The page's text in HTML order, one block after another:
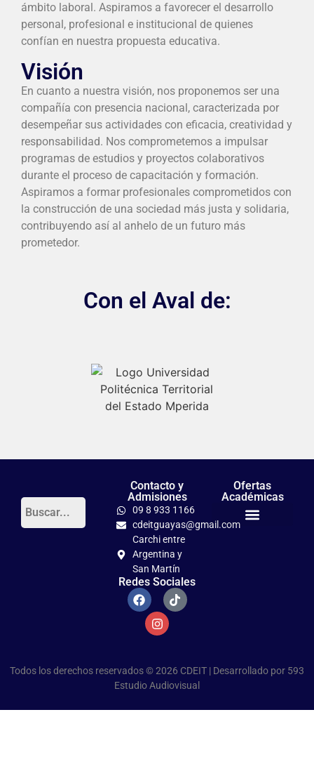
ámbito laboral. Aspiramos a favorecer el desarrollo
personal, profesional e institucional de quienes
confían en nuestra propuesta educativa.
Visión
En cuanto a nuestra visión, nos proponemos ser una
compañía con presencia nacional, caracterizada por
desempeñar sus actividades con eficacia, creatividad y
responsabilidad. Nos comprometemos a impulsar
programas de estudios y proyectos colaborativos
durante el proceso de capacitación y formación.
Aspiramos a formar profesionales comprometidos con
la construcción de una sociedad más justa y solidaria,
contribuyendo así al anhelo de un futuro más
prometedor.
Con el Aval de:
Contacto y
Admisiones
09 8 933 1166
cdeitguayas@gmail.com
Carchi entre
Argentina y
San Martín
Redes Sociales
Ofertas
Académicas
Todos los derechos reservados © 2026 CDEIT | Desarrollado por 593
Estudio Audiovisual